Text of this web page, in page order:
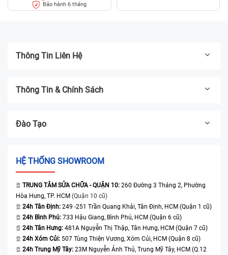
Bảo hành 6 tháng
Thông Tin Liên Hệ
Thông Tin & Chính Sách
Đào Tạo
HỆ THỐNG SHOWROOM
TRUNG TÂM SỬA CHỮA - QUẬN 10: 260 Đường 3 Tháng 2, Phường
Hòa Hưng, TP. HCM (Quận 10 cũ)
24h Tân Định: 249 -251 Trần Quang Khải, Tân Định, HCM (Quận 1 cũ)
24h Bình Phú: 733 Hậu Giang, Bình Phú, HCM (Quận 6 cũ)
24h Tân Hưng: 481A Nguyễn Thị Thập, Tân Hưng, HCM (Quận 7 cũ)
24h Xóm Củi: 507 Tùng Thiện Vương, Xóm Củi, HCM (Quận 8 cũ)
24h Trung Mỹ Tây: 23M Nguyễn Ảnh Thủ, Trung Mỹ Tây, HCM (Q.12